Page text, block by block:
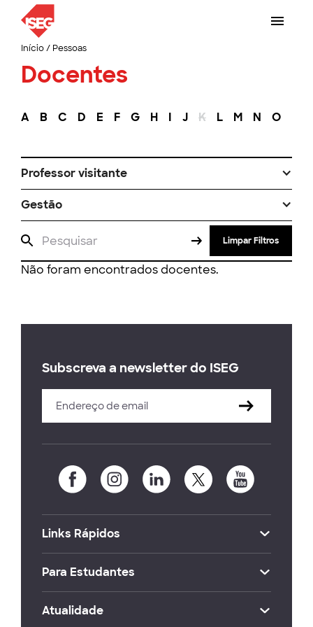
Início/ Pessoas
Docentes
A B C D E F G H I J K L M N O
Professor visitante
Gestão
Limpar Filtros
Não foram encontrados docentes.
Subscreva a newsletter do ISEG
Links Rápidos
Para Estudantes
Atualidade